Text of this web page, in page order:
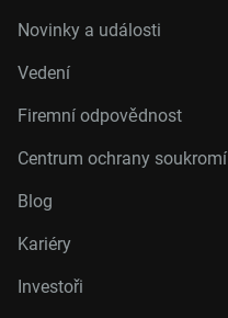
Novinky a události
Vedení
Firemní odpovědnost
Centrum ochrany soukromí
Blog
Kariéry
Investoři